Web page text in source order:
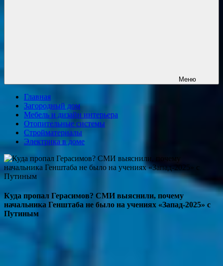
Меню
Главная
Загородный дом
Мебель и дизайн интерьера
Отопительные системы
Стройматериалы
Электрика в доме
Куда пропал Герасимов? СМИ выяснили, почему
начальника Генштаба не было на учениях «Запад-2025» с
Путиным